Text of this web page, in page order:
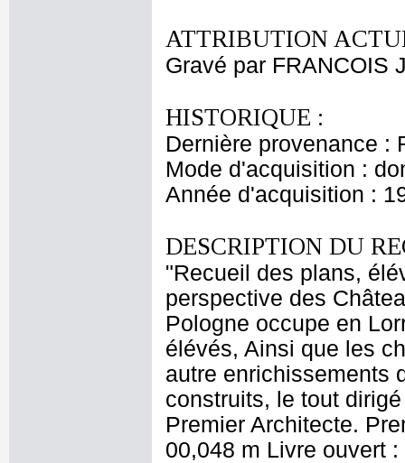
ATTRIBUTION
Gravé par FRANCOIS
HISTORIQUE :
Dernière provenance :
Mode d'acquisition :
Année d'acquisition :
DESCRIPTION DU
"Recueil des plans,
perspective des
Pologne occupe en
élévés, Ainsi que les
autre enrichissements
construits, le tout
Premier Architecte.
00,048 m Livre ouvert